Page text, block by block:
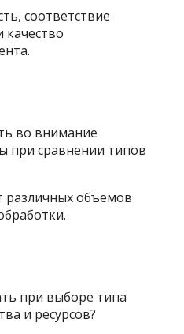
соответствие
во внимание
при сравнении типов
объемов
при выборе типа
и ресурсов?